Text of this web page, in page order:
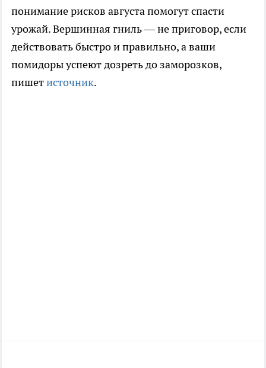
понимание рисков августа помогут спасти
урожай. Вершинная гниль — не приговор, если
действовать быстро и правильно, а ваши
помидоры успеют дозреть до заморозков,
пишетисточник.